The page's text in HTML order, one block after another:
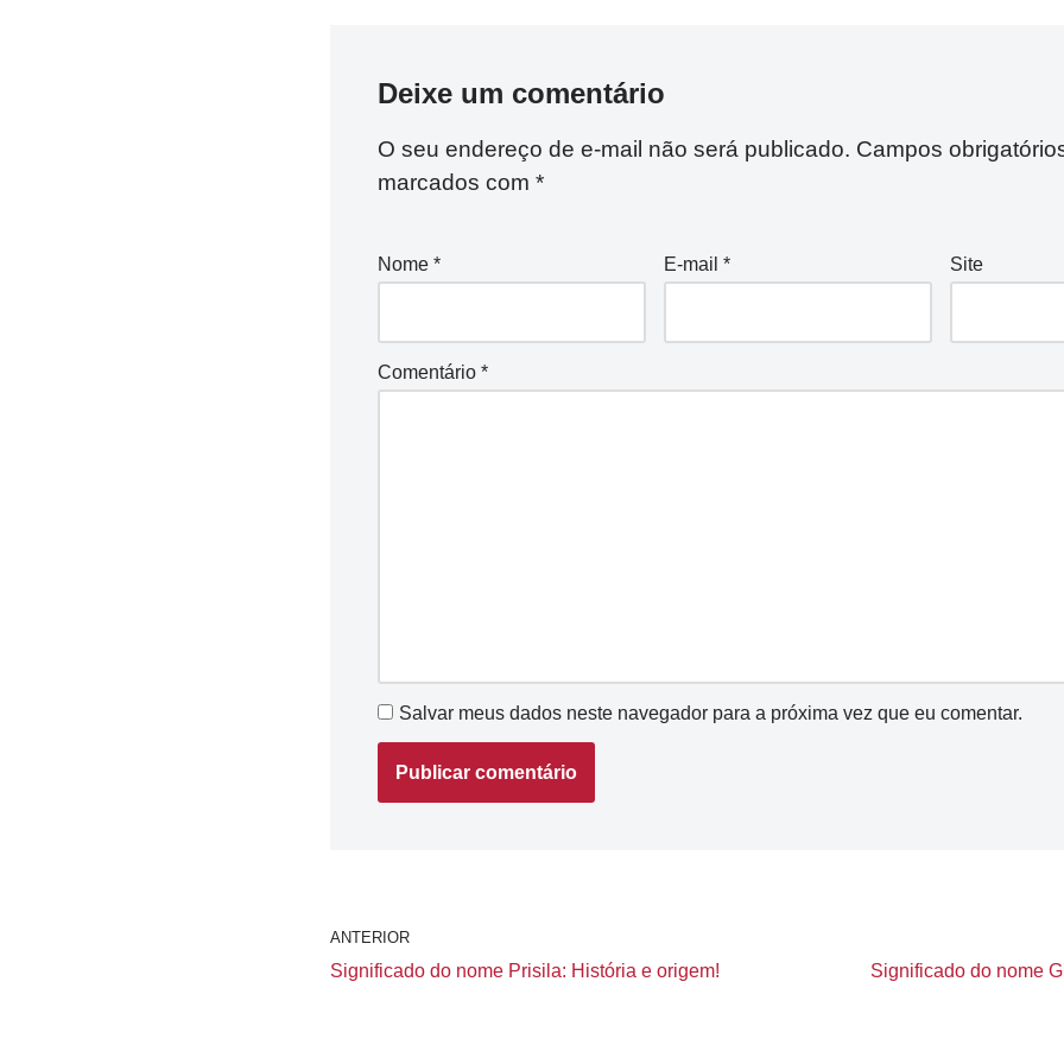
Deixe um comentário
O seu endereço de e-mail não será publicado. Campos
marcados com *
Nome * E-mail * Site
Comentário *
Salvar meus dados neste navegador para a próxima vez que eu comentar.
ANTERIOR
Significado do nome Prisila: História e origem! Significado do nome